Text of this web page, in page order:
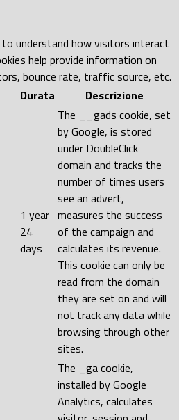
to understand how visitors interact
help provide information on
bounce rate, traffic source, etc.
Durata Descrizione
1 year
24
days
The __gads cookie, set
by Google, is stored
under DoubleClick
domain and tracks the
number of times users
see an advert,
measures the success
of the campaign and
calculates its revenue.
This cookie can only be
read from the domain
they are set on and will
not track any data while
browsing through other
sites.
The _ga cookie,
installed by Google
Analytics, calculates